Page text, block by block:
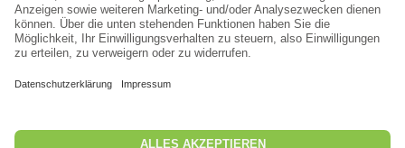
Teilnahmebedingungen Gewinnspiel
KUNDENKONTO
Anmelden
Passwort vergessen